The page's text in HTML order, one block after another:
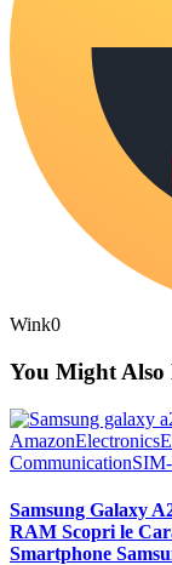
Wink0
You Might Also
AmazonElectronics
Communication
Samsung Galaxy
RAM Scopri le
Smartphone